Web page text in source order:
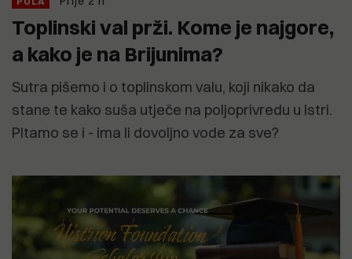
Toplinski val prži. Kome je najgore,
a kako je na Brijunima?
Sutra pišemo i o toplinskom valu, koji nikako da
stane te kako suša utječe na poljoprivredu u Istri.
PItamo se i - ima li dovoljno vode za sve?